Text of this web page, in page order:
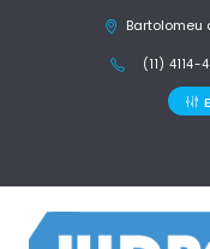
Bartolomeu
(11)